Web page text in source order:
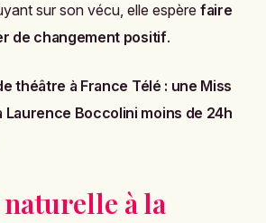
sur son vécu, elle espère faire
de changement positif.
théâtre à France Télé : une Miss
Laurence Boccolini moins de 24h
à la